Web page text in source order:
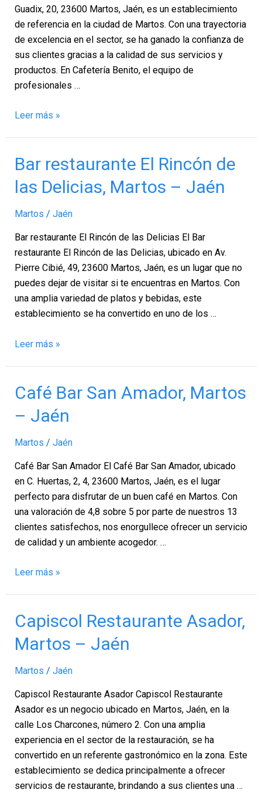
Guadix, 20, 23600 Martos, Jaén, es un establecimiento
de referencia en la ciudad de Martos. Con una trayectoria
de excelencia en el sector, se ha ganado la confianza de
sus clientes gracias a la calidad de sus servicios y
productos. En Cafetería Benito, el equipo de
profesionales …
Leer más »
Bar restaurante El Rincón de
las Delicias, Martos – Jaén
Martos / Jaén
Bar restaurante El Rincón de las Delicias El Bar
restaurante El Rincón de las Delicias, ubicado en Av.
Pierre Cibié, 49, 23600 Martos, Jaén, es un lugar que no
puedes dejar de visitar si te encuentras en Martos. Con
una amplia variedad de platos y bebidas, este
establecimiento se ha convertido en uno de los …
Bar
El
de
las
Delicias,
Martos
–
Jaén
Leer más »
Café Bar San Amador, Martos
– Jaén
Martos / Jaén
Café Bar San Amador El Café Bar San Amador, ubicado
en C. Huertas, 2, 4, 23600 Martos, Jaén, es el lugar
perfecto para disfrutar de un buen café en Martos. Con
una valoración de 4,8 sobre 5 por parte de nuestros 13
clientes satisfechos, nos enorgullece ofrecer un servicio
de calidad y un ambiente acogedor. …
Café
Bar
San
Martos
–
Jaén
Leer más »
Capiscol Restaurante Asador,
Martos – Jaén
Martos / Jaén
Capiscol Restaurante Asador Capiscol Restaurante
Asador es un negocio ubicado en Martos, Jaén, en la
calle Los Charcones, número 2. Con una amplia
experiencia en el sector de la restauración, se ha
convertido en un referente gastronómico en la zona. Este
establecimiento se dedica principalmente a ofrecer
servicios de restaurante, brindando a sus clientes una …
Capiscol
Restaurante
Asador,
–
Jaén